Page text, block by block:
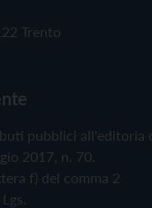
Trento
pubblici all'editoria
2017, n. 70.
f) del comma 2